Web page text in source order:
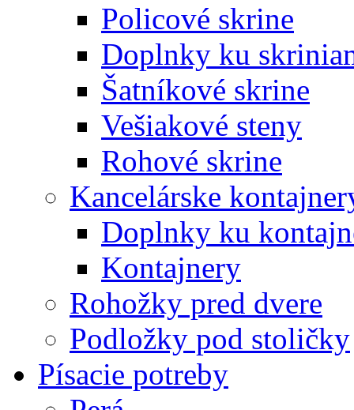
Policové skrine
Doplnky ku
Šatníkové skrine
Vešiakové steny
Rohové skrine
Kancelárske
Doplnky ku
Kontajnery
Rohožky pred dvere
Podložky pod stoličky
Písacie potreby